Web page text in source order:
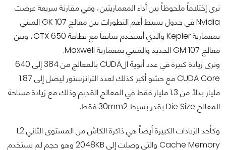
نرى إختلافاً ملحوظاً بين أداء المعماريتين، وفي مقارنة سريعة عرضت
Nvidia في جدول بسيط أهم التطورات بين معالج GK 107 المبني
بمعمارية Kepler والذي أستخدم سابقاً مع بطاقة GTX 650، وبين
معالج GM 107 الجديد والمبني بمعمارية Maxwell.
ونرى زيادة كبيرة في عدد أنوية الCUDA بالمعالج من 384 إلى 640
CUDA Core مع حشو أكبر كذلك لعدد الترانزستور ليصل إلى 1.87
مليار بدلاً من 1.3 مليار فقط في المعالج القديم وذلك مع زيادة مساحة
المعالج Die Size بقدر بسيط 30mm2 فقط.
وكأحد الزيادات الكبيرة أيضاً هي ذاكرة الكاش من المستوى الثاني L2
Cache Memory والتي وصلت إلى 2048KB وهو حجم لم يستخدم